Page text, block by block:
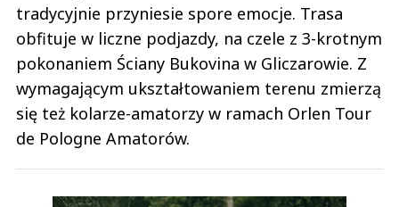
tradycyjnie przyniesie spore emocje. Trasa
obfituje w liczne podjazdy, na czele z 3-krotnym
pokonaniem Ściany Bukovina w Gliczarowie. Z
wymagającym ukształtowaniem terenu zmierzą
się też kolarze-amatorzy w ramach Orlen Tour
de Pologne Amatorów.